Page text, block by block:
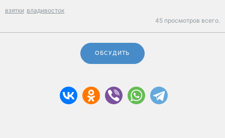
взятки владивосток
45 просмотров всего.
ОБСУДИТЬ